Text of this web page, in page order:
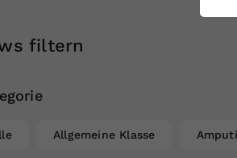
filtern
Allgemeine Klasse